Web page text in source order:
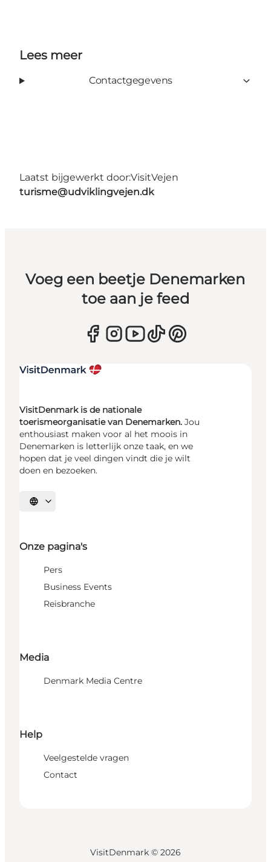
Lees meer
Contactgegevens
Laatst bijgewerkt door:VisitVejen
turisme@udviklingvejen.dk
Voeg een beetje Denemarken
toe aan je feed
VisitDenmark is de nationale
toerismeorganisatie van Denemarken. Jou
enthousiast maken voor al het moois in
Denemarken is letterlijk onze taak, en we
hopen dat je veel dingen vindt die je wilt
doen en bezoeken.
Selecteer taal
Onze pagina's
Pers
Business Events
Reisbranche
Media
Denmark Media Centre
Help
Veelgestelde vragen
Contact
VisitDenmark © 2026